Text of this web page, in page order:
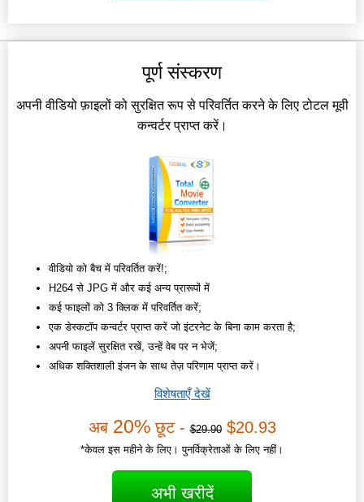
पूर्ण संस्करण
अपनी वीडियो फ़ाइलों को सुरक्षित रूप से परिवर्तित करने के लिए टोटल मूवी
कन्वर्टर प्राप्त करें।
वीडियो को बैच में परिवर्तित करें!;
H264 से JPG में और कई अन्य प्रारूपों में
कई फाइलों को 3 क्लिक में परिवर्तित करें;
एक डेस्कटॉप कन्वर्टर प्राप्त करें जो इंटरनेट के बिना काम करता है;
अपनी फाइलें सुरक्षित रखें, उन्हें वेब पर न भेजें;
अधिक शक्तिशाली इंजन के साथ तेज़ परिणाम प्राप्त करें।
विशेषताएँ देखें
अब 20%छूट -$29.90$20.93
*केवल इस महीने के लिए। पुनर्विक्रेताओं के लिए नहीं।
अभी खरीदें